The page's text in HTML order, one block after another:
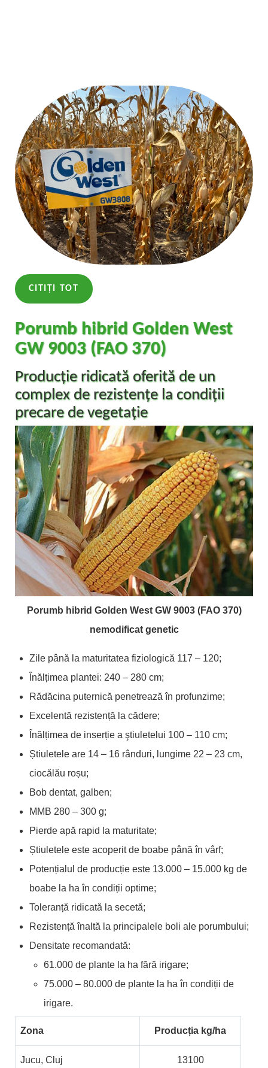
CITIȚI TOT
Porumb hibrid Golden West
GW 9003 (FAO 370)
Producție ridicată oferită de un
complex de rezistențe la condiții
precare de vegetație
Porumb hibrid Golden West GW 9003 (FAO 370)
nemodificat genetic
Zile până la maturitatea fiziologică 117 – 120;
Înălțimea plantei: 240 – 280 cm;
Rădăcina puternică penetrează în profunzime;
Excelentă rezistență la cădere;
Înălțimea de inserție a ştiuletelui 100 – 110 cm;
Știuletele are 14 – 16 rânduri, lungime 22 – 23 cm,
ciocălău roșu;
Bob dentat, galben;
MMB 280 – 300 g;
Pierde apă rapid la maturitate;
Știuletele este acoperit de boabe până în vârf;
Potențialul de producție este 13.000 – 15.000 kg de
boabe la ha în condiții optime;
Toleranță ridicată la secetă;
Rezistență înaltă la principalele boli ale porumbului;
Densitate recomandată:
61.000 de plante la ha fără irigare;
75.000 – 80.000 de plante la ha în condiții de
irigare.
Zona Producția kg/ha
Jucu, Cluj 13100